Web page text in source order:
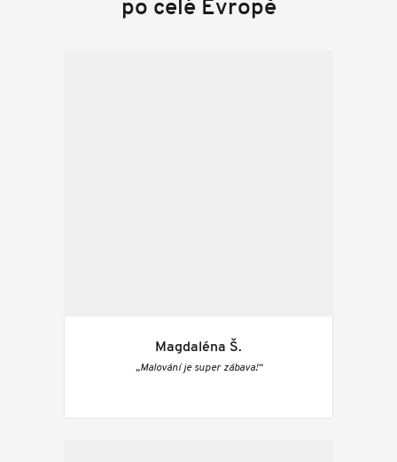
po celé Evropě
Magdaléna Š.
„Malování je super zábava!“